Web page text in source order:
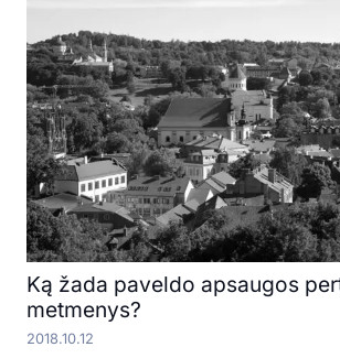
Ką žada paveldo apsaugos
metmenys?
2018.10.12